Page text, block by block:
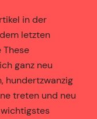
in der
letzten
These
ganz neu
hundertzwanzig
treten und neu